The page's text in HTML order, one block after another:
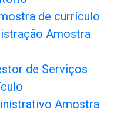
de currículo
Amostra
de Serviços
Amostra